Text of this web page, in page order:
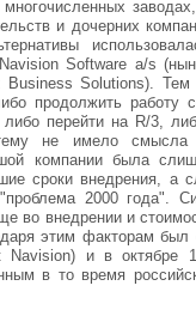
и дочерних
Navision Software a/s
Business Solutions).
продолжить работу
перейти на R/3,
не имело смысла
компании была
сроки внедрения, а
2000 года".
во внедрении и
этим факторам
и в октябре
в то время